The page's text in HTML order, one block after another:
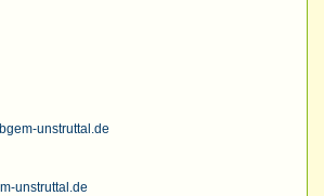
unstruttal.de
unstruttal.de